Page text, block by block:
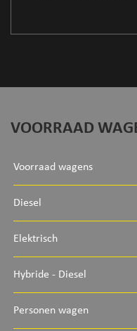
VOORRAAD
Voorraad wagens
Diesel
Elektrisch
Hybride - Diesel
Personen wagen